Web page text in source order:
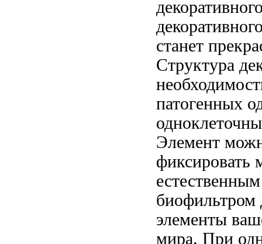
станет
Структура
патогенных
Элемент
фиксировать
естественным
биофильтром
элементы
мира. При